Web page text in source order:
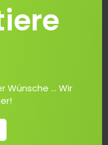
Wünsche ... Wir